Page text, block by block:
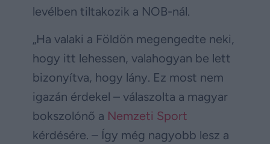
levélben tiltakozik a NOB-nál.
„Ha valaki a Földön megengedte neki,
hogy itt lehessen, valahogyan be lett
bizonyítva, hogy lány. Ez most nem
igazán érdekel – válaszolta a magyar
bokszolónő a Nemzeti Sport
kérdésére. – Így még nagyobb lesz a